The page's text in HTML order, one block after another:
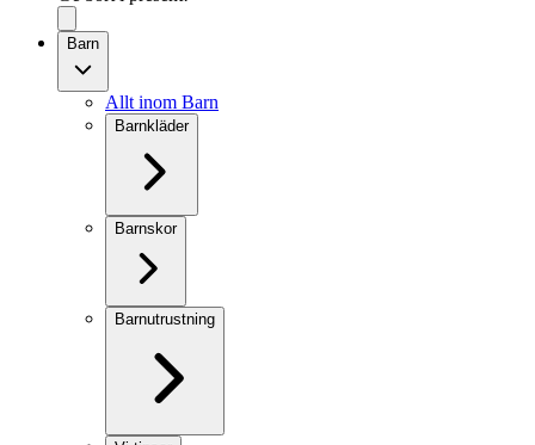
Barn
Allt inom Barn
Barnkläder
Barnskor
Barnutrustning